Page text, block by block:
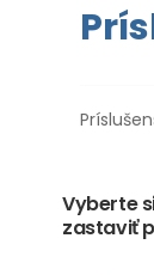
Vyberte
zastaviť